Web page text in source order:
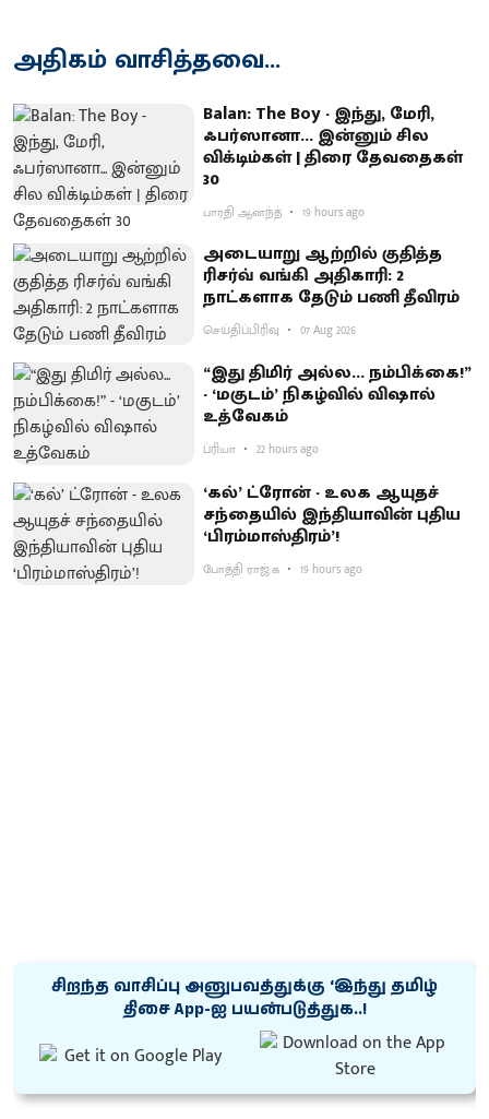
அதிகம் வாசித்தவை...
Balan: The Boy - இந்து, மேரி,
ஃபர்ஸானா... இன்னும் சில
விக்டிம்கள் | திரை தேவதைகள்
30
பாரதி ஆனந்த் 19 hours ago
அடையாறு ஆற்றில் குதித்த
ரிசர்வ் வங்கி அதிகாரி: 2
நாட்களாக தேடும் பணி தீவிரம்
செய்திப்பிரிவு 07 Aug 2026
“இது திமிர் அல்ல... நம்பிக்கை!”
- ‘மகுடம்’ நிகழ்வில் விஷால்
உத்வேகம்
ப்ரியா 22 hours ago
‘கல்’ ட்ரோன் - உலக ஆயுதச்
சந்தையில் இந்தியாவின் புதிய
‘பிரம்மாஸ்திரம்’!
போத்தி ராஜ்.க 19 hours ago
சிறந்த வாசிப்பு அனுபவத்துக்கு ‘இந்து தமிழ்
திசை App-ஐ பயன்படுத்துக..!